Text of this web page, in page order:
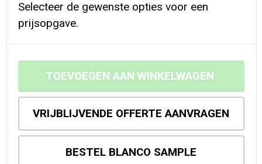
Selecteer de gewenste opties voor een
prijsopgave.
TOEVOEGEN AAN WINKELWAGEN
VRIJBLIJVENDE OFFERTE AANVRAGEN
BESTEL BLANCO SAMPLE